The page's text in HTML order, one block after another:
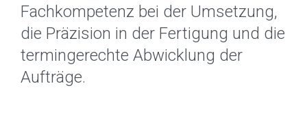
Fachkompetenz bei der Umsetzung,
die Präzision in der Fertigung und die
termingerechte Abwicklung der
Aufträge.